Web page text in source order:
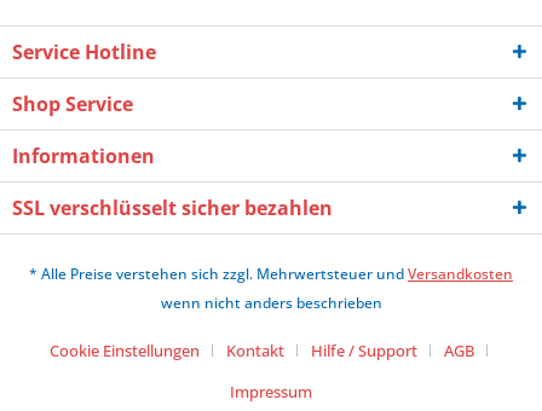
Service Hotline
Shop Service
Informationen
SSL verschlüsselt sicher bezahlen
* Alle Preise verstehen sich zzgl. Mehrwertsteuer undVersandkosten
wenn nicht anders beschrieben
Cookie Einstellungen Kontakt Hilfe / Support
AGB
Impressum